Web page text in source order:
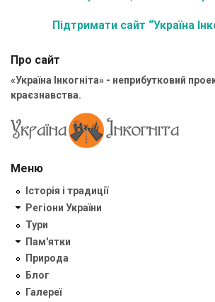
Підтримати сайт “Україна
Про сайт
«Україна Інкогніта» - неприбутковий
краєзнавства.
Меню
Історія і традиції
Регіони України
Тури
Пам'ятки
Природа
Блог
Галереї